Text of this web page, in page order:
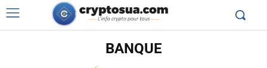
BANQUE